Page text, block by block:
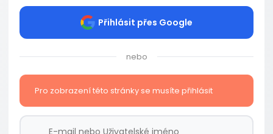
Přihlásit přes Google
nebo
Pro zobrazení této stránky se musíte přihlásit